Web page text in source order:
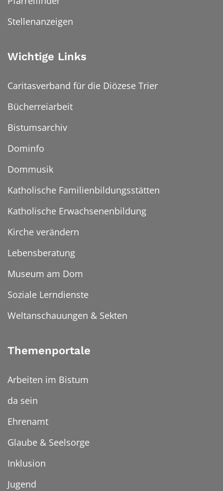
Stellenanzeigen
Wichtige Links
Caritasverband für die Diözese Trier
Bücherreiarbeit
Bistumsarchiv
Dominfo
Dommusik
Katholische Familienbildungsstätten
Katholische Erwachsenenbildung
Kirche verändern
Lebensberatung
Museum am Dom
Soziale Lerndienste
Weltanschauungen & Sekten
Themenportale
Arbeiten im Bistum
da sein
Ehrenamt
Glaube & Seelsorge
Inklusion
Jugend